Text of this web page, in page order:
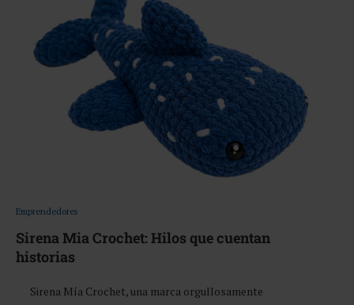
Emprendedores
Sirena Mia Crochet: Hilos que cuentan
historias
Sirena Mía Crochet, una marca orgullosamente